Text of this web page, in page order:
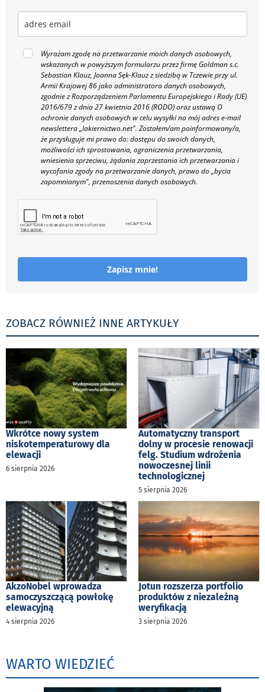
Wyrażam zgodę na przetwarzanie moich danych osobowych,
wskazanych w powyższym formularzu przez firmę Goldman s.c.
Sebastian Klauz, Joanna Sęk-Klauz z siedzibą w Tczewie przy ul.
Armii Krajowej 86 jako administratora danych osobowych,
zgodnie z Rozporządzeniem Parlamentu Europejskiego i Rady (UE)
2016/679 z dnia 27 kwietnia 2016 (RODO) oraz ustawą O
ochronie danych osobowych w celu wysyłki na mój adres e-mail
newslettera „lakiernictwo.net". Zostałem/am poinformowany/a,
że przysługuje mi prawo do: dostępu do swoich danych,
możliwości ich sprostowania, ograniczenia przetwarzania,
wniesienia sprzeciwu, żądania zaprzestania ich przetwarzania i
wycofania zgody na przetwarzanie danych, prawo do „bycia
zapomnianym", przenoszenia danych osobowych.
Zapisz mnie!
ZOBACZ RÓWNIEŻ INNE ARTYKUŁY
Wkrótce nowy system
niskotemperaturowy dla
elewacji
6 sierpnia 2026
Automatyczny transport
dolny w procesie renowacji
felg. Studium wdrożenia
nowoczesnej linii
technologicznej
5 sierpnia 2026
AkzoNobel wprowadza
samoczyszczącą powłokę
elewacyjną
4 sierpnia 2026
Jotun rozszerza portfolio
produktów z niezależną
weryfikacją
3 sierpnia 2026
WARTO WIEDZIEĆ